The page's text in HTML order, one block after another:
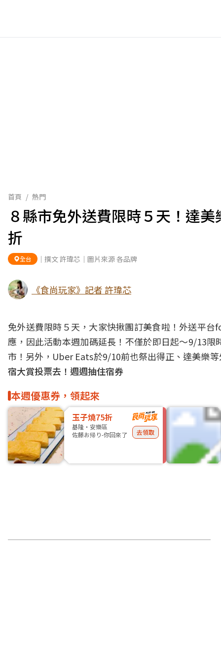
首頁 / 熱門
８縣市免外送費限時５天！達
折
全台 ｜撰文 許瑋芯｜圖片來源 各品牌
《食尚玩家》記者 許瑋芯
免外送費限時５天，大家快揪團訂美食啦！外送平
應，因此活動本週加碼延長！不僅於即日起～9/13
市！另外，Uber Eats於9/10前也祭出得正、達美樂
宿大賞投票去！週週抽住宿券
本週優惠券，領起來
玉子燒75折
基隆・安樂區
佐藤お帰り-你回來了
去領取